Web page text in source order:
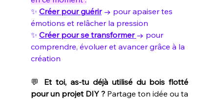
✨ Créer pour guérir → pour apaiser tes
émotions et relâcher la pression
✨ Créer pour se transformer → pour
comprendre, évoluer et avancer grâce à la
création
💬 Et toi, as-tu déjà utilisé du bois flotté
pour un projet DIY ? Partage ton idée ou ta